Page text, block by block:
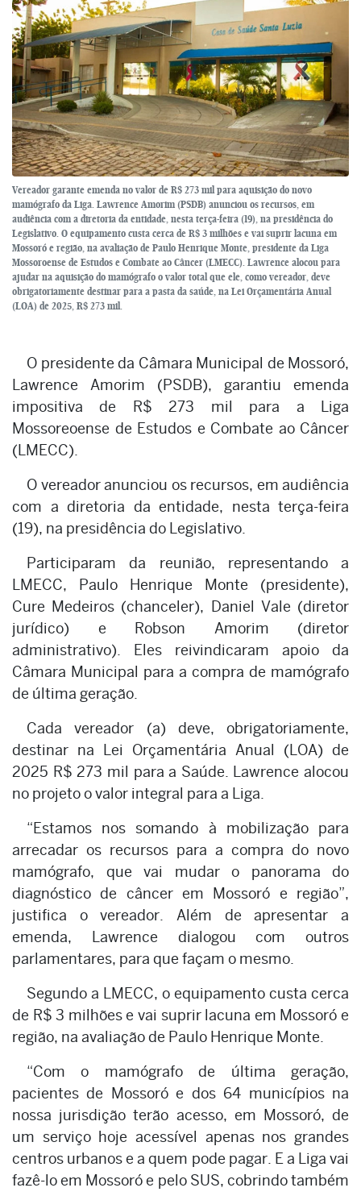
Vereador garante emenda no valor de R$ 273 mil para aquisição do novo
mamógrafo da Liga. Lawrence Amorim (PSDB) anunciou os recursos, em
audiência com a diretoria da entidade, nesta terça-feira (19), na presidência do
Legislativo. O equipamento custa cerca de R$ 3 milhões e vai suprir lacuna em
Mossoró e região, na avaliação de Paulo Henrique Monte, presidente da Liga
Mossoroense de Estudos e Combate ao Câncer (LMECC). Lawrence alocou para
ajudar na aquisição do mamógrafo o valor total que ele, como vereador, deve
obrigatoriamente destinar para a pasta da saúde, na Lei Orçamentária Anual
(LOA) de 2025, R$ 273 mil.
O presidente da Câmara Municipal de Mossoró,
Lawrence Amorim (PSDB), garantiu emenda
impositiva de R$ 273 mil para a Liga
Mossoreoense de Estudos e Combate ao Câncer
(LMECC).
O vereador anunciou os recursos, em audiência
com a diretoria da entidade, nesta terça-feira
(19), na presidência do Legislativo.
Participaram da reunião, representando a
LMECC, Paulo Henrique Monte (presidente),
Cure Medeiros (chanceler), Daniel Vale (diretor
jurídico) e Robson Amorim (diretor
administrativo). Eles reivindicaram apoio da
Câmara Municipal para a compra de mamógrafo
de última geração.
Cada vereador (a) deve, obrigatoriamente,
destinar na Lei Orçamentária Anual (LOA) de
2025 R$ 273 mil para a Saúde. Lawrence alocou
no projeto o valor integral para a Liga.
“Estamos nos somando à mobilização para
arrecadar os recursos para a compra do novo
mamógrafo, que vai mudar o panorama do
diagnóstico de câncer em Mossoró e região”,
justifica o vereador. Além de apresentar a
emenda, Lawrence dialogou com outros
parlamentares, para que façam o mesmo.
Segundo a LMECC, o equipamento custa cerca
de R$ 3 milhões e vai suprir lacuna em Mossoró e
região, na avaliação de Paulo Henrique Monte.
“Com o mamógrafo de última geração,
pacientes de Mossoró e dos 64 municípios na
nossa jurisdição terão acesso, em Mossoró, de
um serviço hoje acessível apenas nos grandes
centros urbanos e a quem pode pagar. E a Liga vai
fazê-lo em Mossoró e pelo SUS, cobrindo também